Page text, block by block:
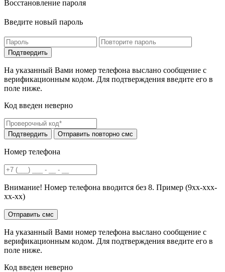
Восстановление пароля
Введите новый пароль
На указанный Вами номер телефона выслано сообщение с
верификационным кодом. Для подтверждения введите его в
поле ниже.
Код введен неверно
Номер телефона
Внимание! Номер телефона вводится без 8. Пример (9хх-ххх-
хх-хх)
На указанный Вами номер телефона выслано сообщение с
верификационным кодом. Для подтверждения введите его в
поле ниже.
Код введен неверно